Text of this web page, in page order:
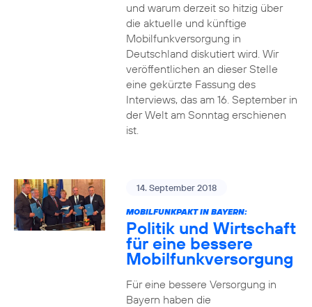
und warum derzeit so hitzig über
die aktuelle und künftige
Mobilfunkversorgung in
Deutschland diskutiert wird. Wir
veröffentlichen an dieser Stelle
eine gekürzte Fassung des
Interviews, das am 16. September in
der Welt am Sonntag erschienen
ist.
14. September 2018
MOBILFUNKPAKT IN BAYERN:
Politik und Wirtschaft
für eine bessere
Mobilfunkversorgung
Für eine bessere Versorgung in
Bayern haben die